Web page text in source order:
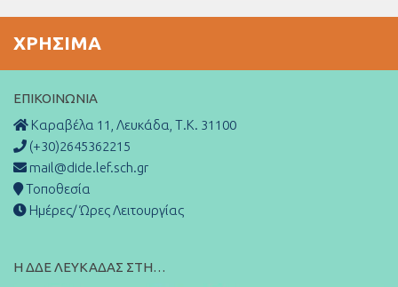
ΧΡΉΣΙΜΑ
ΕΠΙΚΟΙΝΩΝΊΑ
Καραβέλα 11, Λευκάδα, Τ.Κ. 31100
(+30)2645362215
mail@dide.lef.sch.gr
Τοποθεσία
Ημέρες/ Ώρες Λειτουργίας
Η ΔΔΕ ΛΕΥΚΑΔΑΣ ΣΤΗ…